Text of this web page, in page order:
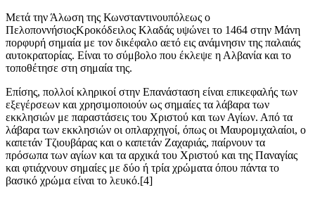
Μετά την Άλωση της Κωνσταντινουπόλεως ο
ΠελοποννήσιοςΚροκόδειλος Κλαδάς υψώνει το 1464 στην Μάνη
πορφυρή σημαία με τον δικέφαλο αετό εις ανάμνησιν της παλαιάς
αυτοκρατορίας. Είναι το σύμβολο που έκλεψε η Αλβανία και το
τοποθέτησε στη σημαία της.
Επίσης, πολλοί κληρικοί στην Επανάσταση είναι επικεφαλής των
εξεγέρσεων και χρησιμοποιούν ως σημαίες τα λάβαρα των
εκκλησιών με παραστάσεις του Χριστού και των Αγίων. Από τα
λάβαρα των εκκλησιών οι οπλαρχηγοί, όπως οι Μαυρομιχαλαίοι, ο
καπετάν Τζιουβάρας και ο καπετάν Ζαχαριάς, παίρνουν τα
πρόσωπα των αγίων και τα αρχικά του Χριστού και της Παναγίας
και φτιάχνουν σημαίες με δύο ή τρία χρώματα όπου πάντα το
βασικό χρώμα είναι το λευκό.[4]